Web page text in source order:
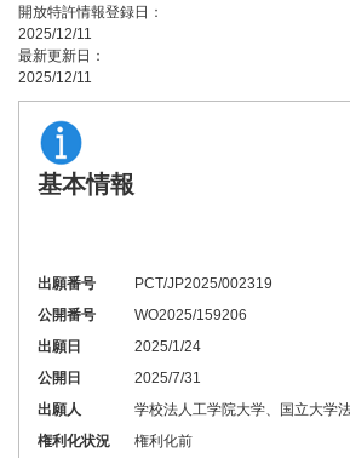
開放特許情報登録日：
2025/12/11
最新更新日：
2025/12/11
基本情報
出願番号
PCT/JP2025/002319
公開番号
WO2025/159206
出願日
2025/1/24
公開日
2025/7/31
出願人
学校法人工学院大学、国立大学
権利化状況
権利化前